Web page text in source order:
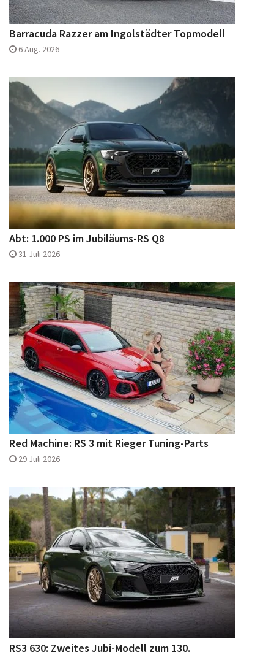
Barracuda Razzer am Ingolstädter Topmodell
6 Aug. 2026
Abt: 1.000 PS im Jubiläums-RS Q8
31 Juli 2026
Red Machine: RS 3 mit Rieger Tuning-Parts
29 Juli 2026
RS3 630: Zweites Jubi-Modell zum 130.
24 Juli 2026